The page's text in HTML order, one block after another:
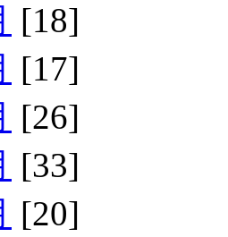
[18]
[17]
[26]
[33]
[20]